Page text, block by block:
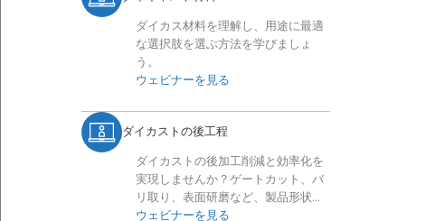
ダイカス材料を理解し、用途に最適
な選択肢を選ぶ方法を学びましょ
う。
ウェビナーを見る
ダイカストの後工程
ダイカストの後加工削減と効率化を
実現しませんか？ゲートカット、バ
リ取り、表面研磨など、製品形状に
合わせた最適な後工程の選び方を分
ウェビナーを見る